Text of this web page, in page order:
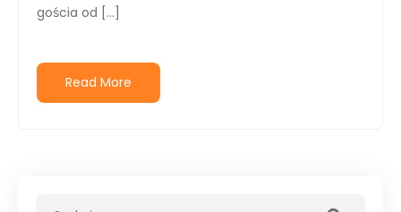
gościa od […]
Read More